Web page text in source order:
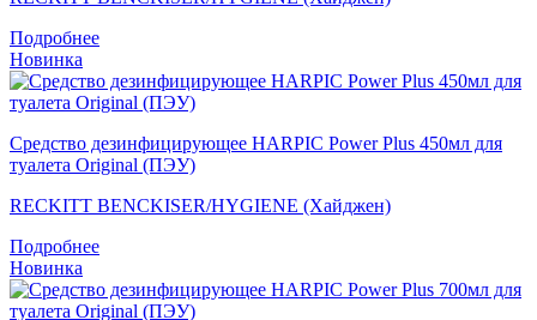
Подробнее
Новинка
Средство дезинфицирующее HARPIC Power Plus 450мл для
туалета Original (ПЭУ)
RECKITT BENCKISER/HYGIENE (Хайджен)
Подробнее
Новинка